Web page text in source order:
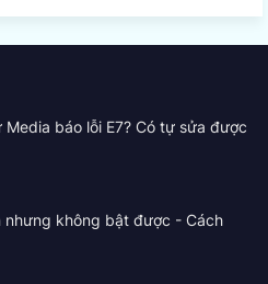
Media báo lỗi E7? Có tự sửa được
nhưng không bật được - Cách